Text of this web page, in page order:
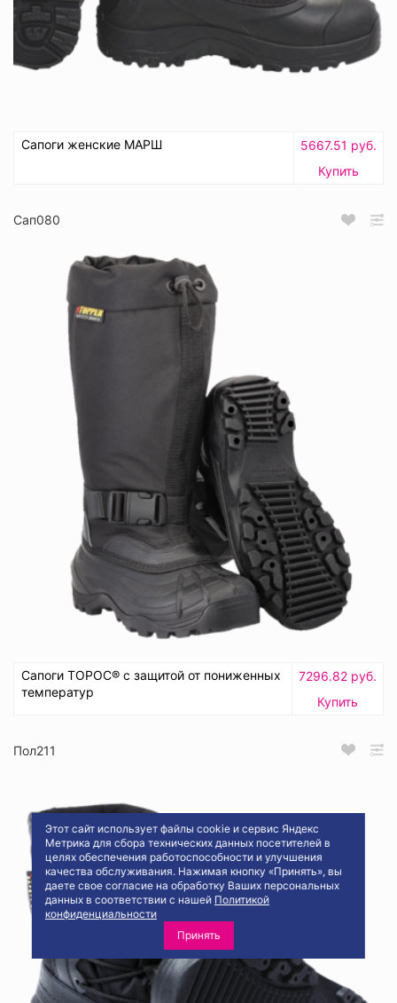
Этот сайт использует файлы cookie и сервис Яндекс
Метрика для сбора технических данных посетителей в
целях обеспечения работоспособности и улучшения
качества обслуживания. Нажимая кнопку «Принять», вы
даете свое согласие на обработку Ваших персональных
данных в соответствии с нашей Политикой
конфиденциальности
Принять
Сапоги женские МАРШ
5667.51 руб.
Купить
Сап080
Сапоги ТОРОС® с защитой от пониженных
температур
7296.82 руб.
Купить
Пол211